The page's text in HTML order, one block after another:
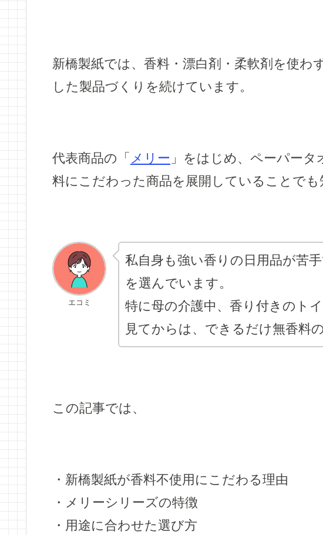
新橋製紙では、香料・漂白剤・柔軟剤を使わ
した製品づくりを続けています。
代表商品の「 メリー 」をはじめ、ペーパー
料にこだわった商品を展開していることでも
エコミ
私自身も強い香りの日用品が苦
を選んでいます。
特に母の介護中、香り付きのト
見てからは、できるだけ無香料
この記事では、
・新橋製紙が香料不使用にこだわる理由
・メリーシリーズの特徴
・用途に合わせた選び方